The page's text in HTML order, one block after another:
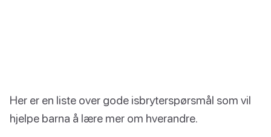
Her er en liste over gode isbryterspørsmål som vil
hjelpe barna å lære mer om hverandre.